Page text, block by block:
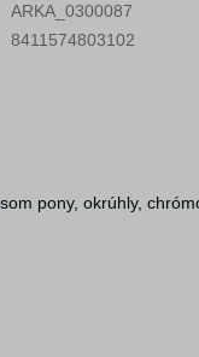
ARKA_0300087
8411574803102
pony, okrúhly,